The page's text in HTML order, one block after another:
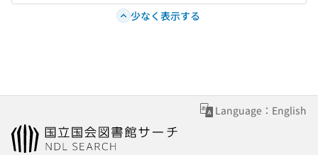
少なく表示する
Language：English